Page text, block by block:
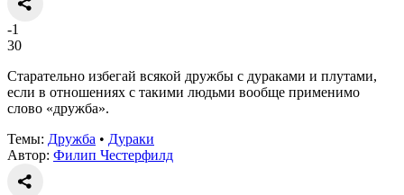
-1
30
Старательно избегай всякой дружбы с дураками и плутами,
если в отношениях с такими людьми вообще применимо
слово «дружба».
Темы: Дружба • Дураки
Автор: Филип Честерфилд